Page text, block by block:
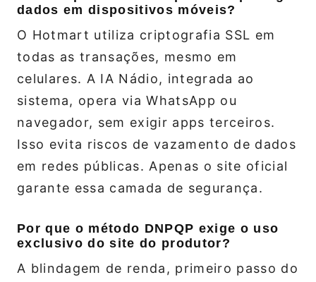
dados em dispositivos móveis?
O Hotmart utiliza criptografia SSL em
todas as transações, mesmo em
celulares. A IA Nádio, integrada ao
sistema, opera via WhatsApp ou
navegador, sem exigir apps terceiros.
Isso evita riscos de vazamento de dados
em redes públicas. Apenas o site oficial
garante essa camada de segurança.
Por que o método DNPQP exige o uso
exclusivo do site do produtor?
A blindagem de renda, primeiro passo do